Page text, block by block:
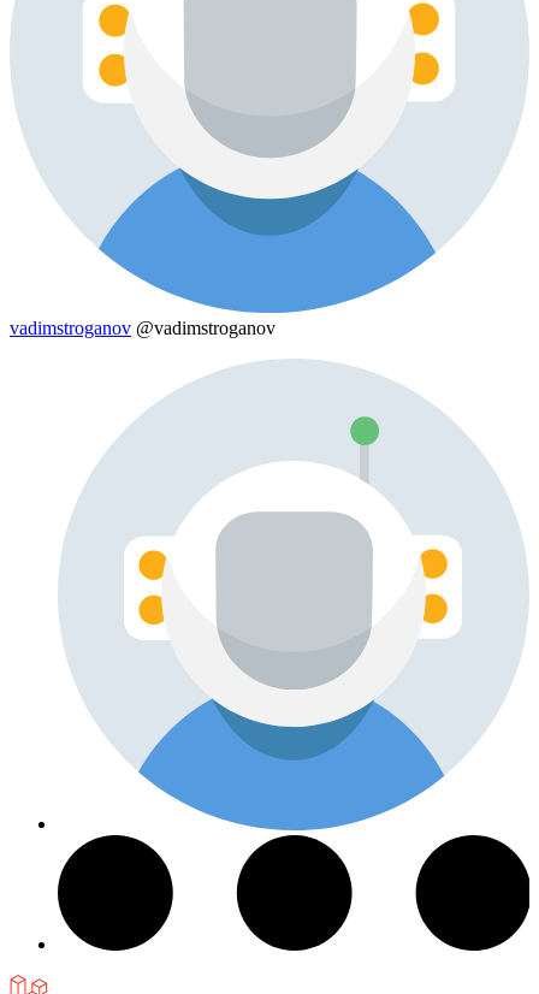
vadimstroganov @vadimstroganov